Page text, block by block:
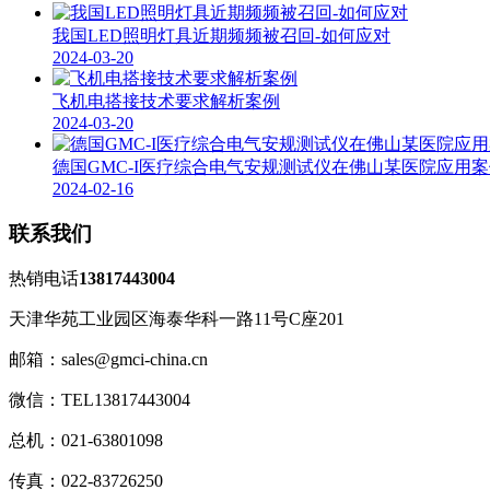
我国LED照明灯具近期频频被召回-如何应对
2024-03-20
飞机电搭接技术要求解析案例
2024-03-20
德国GMC-I医疗综合电气安规测试仪在佛山某医院应用
2024-02-16
联系我们
热销电话13817443004
天津华苑工业园区海泰华科一路11号C座201
邮箱：sales@gmci-china.cn
微信：TEL13817443004
总机：021-63801098
传真：022-83726250